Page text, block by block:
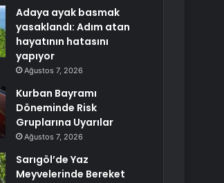
Adaya ayak basmak
yasaklandı: Adım atan
hayatının hatasını
yapıyor
Ağustos 7, 2026
Kurban Bayramı
Döneminde Risk
Gruplarına Uyarılar
Ağustos 7, 2026
Sarıgöl’de Yaz
Meyvelerinde Bereket